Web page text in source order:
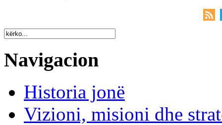
Navigacion
Historia jonë
Vizioni, misioni dhe